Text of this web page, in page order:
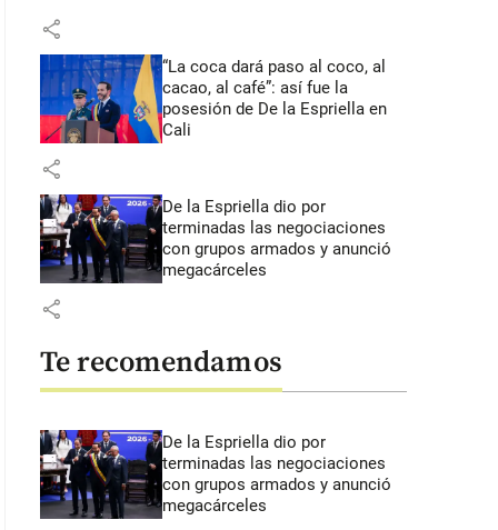
share
“La coca dará paso al coco, al
cacao, al café”: así fue la
posesión de De la Espriella en
Cali
share
De la Espriella dio por
terminadas las negociaciones
con grupos armados y anunció
megacárceles
share
Te recomendamos
De la Espriella dio por
terminadas las negociaciones
con grupos armados y anunció
megacárceles